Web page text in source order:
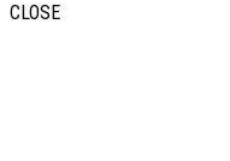
CLOSE